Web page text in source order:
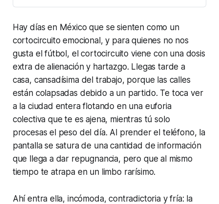
Hay días en México que se sienten como un
cortocircuito emocional, y para quienes no nos
gusta el fútbol, el cortocircuito viene con una dosis
extra de alienación y hartazgo. Llegas tarde a
casa, cansadísima del trabajo, porque las calles
están colapsadas debido a un partido. Te toca ver
a la ciudad entera flotando en una euforia
colectiva que te es ajena, mientras tú solo
procesas el peso del día. Al prender el teléfono, la
pantalla se satura de una cantidad de información
que llega a dar repugnancia, pero que al mismo
tiempo te atrapa en un limbo rarísimo.
Ahí entra ella, incómoda, contradictoria y fría: la